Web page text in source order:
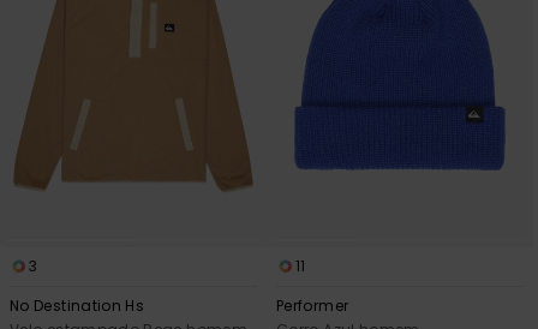
3
No Destination Hs
11
Performer